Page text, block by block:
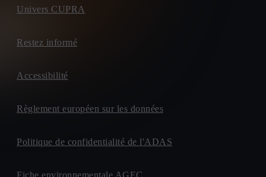
Univers CUPRA
Restez informé
Accessibilité
Règlement européen sur les données
Politique de confidentialité de l'ADAS
Fiche environnementale AGEC